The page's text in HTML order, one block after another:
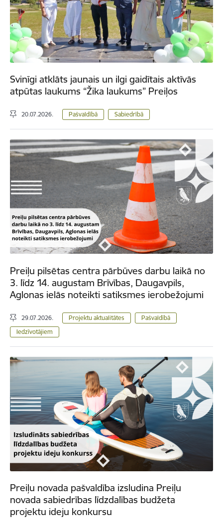
Svinīgi atklāts jaunais un ilgi gaidītais aktīvās
atpūtas laukums “Žika laukums” Preiļos
20.07.2026. Pašvaldībā Sabiedrībā
Preiļu pilsētas centra pārbūves darbu laikā no
3. līdz 14. augustam Brīvības, Daugavpils,
Aglonas ielās noteikti satiksmes ierobežojumi
29.07.2026. Projektu aktualitātes
Pašvaldībā
Iedzīvotājiem
Preiļu novada pašvaldība izsludina Preiļu
novada sabiedrības līdzdalības budžeta
projektu ideju konkursu